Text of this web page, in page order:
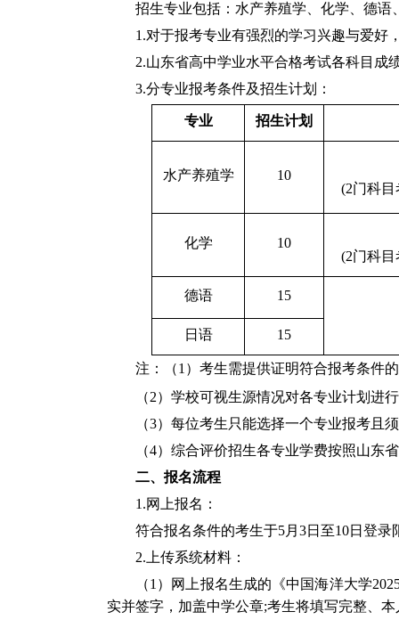
招生专业包括：水产养殖学、化学、德语
1.对于报考专业有强烈的学习兴趣与爱好
2.山东省高中学业水平合格考试各科目成
3.分专业报考条件及招生计划：
专业 招生计划
水产养殖学
10
(2门科
化学
10
(2门科
德语 15
日语 15
注：（1 ）考生需提供证明符合报考条件
（2）学校可视生源情况对各专业计划进
（3）每位考生只能选择一个专业报考且
（4）综合评价招生各专业学费按照山东
二、报名流程
1.网上报名：
符合报名条件的考生于5月3日至10日登录
2. 上传系统材料：
（1 ）网上报名生成的《中国海洋大学
实并签字，加盖中学公章;考生将填写完整、